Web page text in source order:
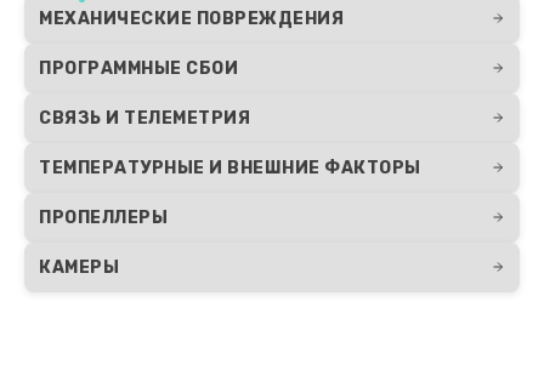
МЕХАНИЧЕСКИЕ ПОВРЕЖДЕНИЯ
ПРОГРАММНЫЕ СБОИ
СВЯЗЬ И ТЕЛЕМЕТРИЯ
ТЕМПЕРАТУРНЫЕ И ВНЕШНИЕ ФАКТОРЫ
ПРОПЕЛЛЕРЫ
КАМЕРЫ